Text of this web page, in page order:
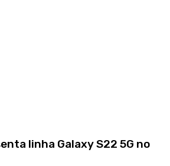
linha Galaxy S22 5G no